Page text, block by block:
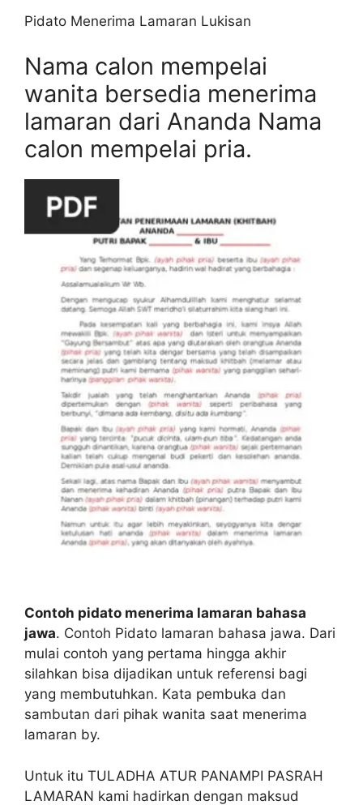
Pidato Menerima Lamaran Lukisan
Nama calon mempelai
wanita bersedia menerima
lamaran dari Ananda Nama
calon mempelai pria.
Contoh pidato menerima lamaran bahasa
jawa. Contoh Pidato lamaran bahasa jawa. Dari
mulai contoh yang pertama hingga akhir
silahkan bisa dijadikan untuk referensi bagi
yang membutuhkan. Kata pembuka dan
sambutan dari pihak wanita saat menerima
lamaran by.
Untuk itu TULADHA ATUR PANAMPI PASRAH
LAMARAN kami hadirkan dengan maksud